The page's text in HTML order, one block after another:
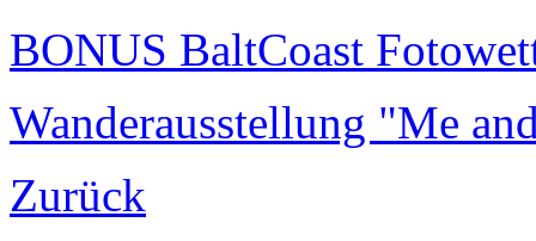
BONUS BaltCoast
Wanderausstellung "Me
Zurück